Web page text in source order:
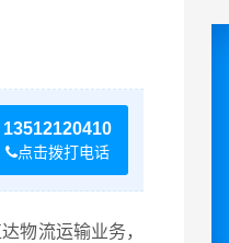
13512120410
点击拨打电话
物流运输业务，